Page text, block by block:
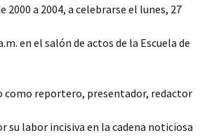
2000 a 2004, a celebrarse el lunes, 27
en el salón de actos de la Escuela de
como reportero, presentador, redactor
su labor incisiva en la cadena noticiosa